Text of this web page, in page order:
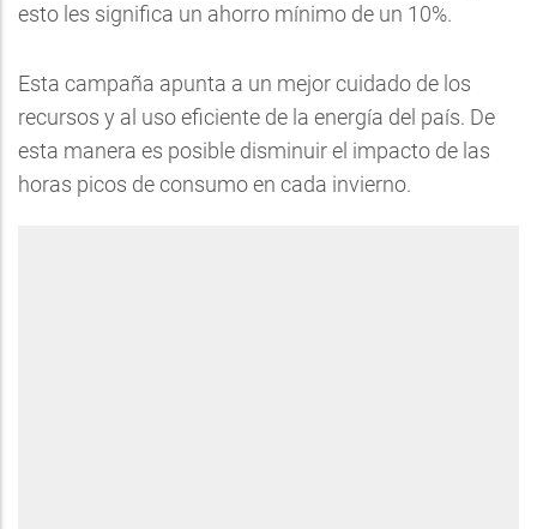
esto les significa un ahorro mínimo de un 10%.
Esta campaña apunta a un mejor cuidado de los
recursos y al uso eficiente de la energía del país. De
esta manera es posible disminuir el impacto de las
horas picos de consumo en cada invierno.